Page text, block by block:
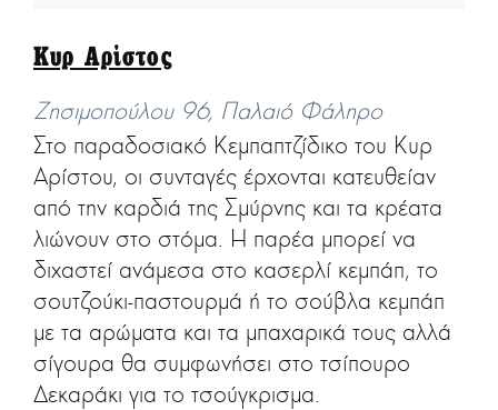
Κυρ Αρίστος
Ζησιμοπούλου 96, Παλαιό Φάληρο
Στο παραδοσιακό Κεμπαπτζίδικο του Κυρ
Αρίστου, οι συνταγές έρχονται κατευθείαν
από την καρδιά της Σμύρνης και τα κρέατα
λιώνουν στο στόμα. Η παρέα μπορεί να
διχαστεί ανάμεσα στο κασερλί κεμπάπ, το
σουτζούκι-παστουρμά ή το σούβλα κεμπάπ
με τα αρώματα και τα μπαχαρικά τους αλλά
σίγουρα θα συμφωνήσει στο τσίπουρο
Δεκαράκι για το τσούγκρισμα.